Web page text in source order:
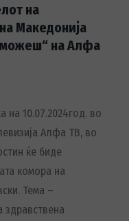
на
Македонија
можеш“ на Алфа
на 10.07.2024год. во
Алфа ТВ, во
ќе биде
комора на
Тема –
здравствена